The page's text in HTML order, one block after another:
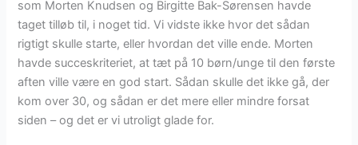
som Morten Knudsen og Birgitte Bak-Sørensen havde
taget tilløb til, i noget tid. Vi vidste ikke hvor det sådan
rigtigt skulle starte, eller hvordan det ville ende. Morten
havde succeskriteriet, at tæt på 10 børn/unge til den første
aften ville være en god start. Sådan skulle det ikke gå, der
kom over 30, og sådan er det mere eller mindre forsat
siden – og det er vi utroligt glade for.